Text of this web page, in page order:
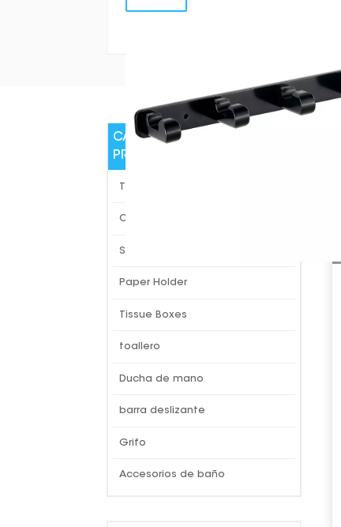
CATEGORÍAS DE
PRODUCTO
Toilet Brush
Clothes Hooks
Shelf
Paper Holder
Tissue Boxes
toallero
Ducha de mano
barra deslizante
Grifo
Accesorios de baño